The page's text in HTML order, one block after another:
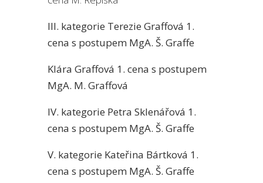
III. kategorie Terezie Graffová 1.
cena s postupem MgA. Š. Graffe
Klára Graffová 1. cena s postupem
MgA. M. Graffová
IV. kategorie Petra Sklenářová 1.
cena s postupem MgA. Š. Graffe
V. kategorie Kateřina Bártková 1.
cena s postupem MgA. Š. Graffe